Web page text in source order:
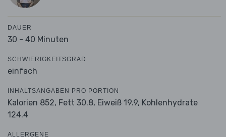
DAUER
30 - 40 Minuten
SCHWIERIGKEITSGRAD
einfach
INHALTSANGABEN PRO PORTION
Kalorien 852, Fett 30.8, Eiweiß 19.9, Kohlenhydrate
124.4
ALLERGENE